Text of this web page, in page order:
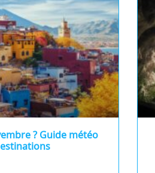
? Guide météo